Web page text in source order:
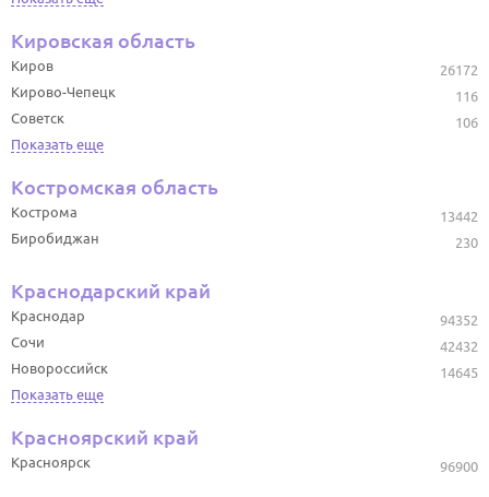
Кировская область
26172
Киров
116
Кирово-Чепецк
106
Советск
Показать еще
Костромская область
13442
Кострома
230
Биробиджан
Краснодарский край
94352
Краснодар
42432
Сочи
14645
Новороссийск
Показать еще
Красноярский край
96900
Красноярск